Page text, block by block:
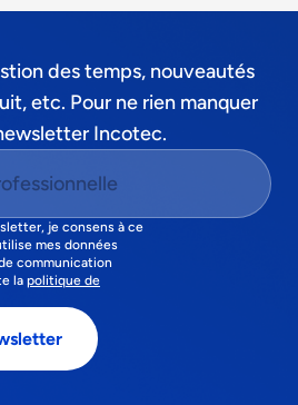
des temps, nouveautés
etc. Pour ne rien manquer
Incotec.
je consens à ce
mes données
communication
la politique de